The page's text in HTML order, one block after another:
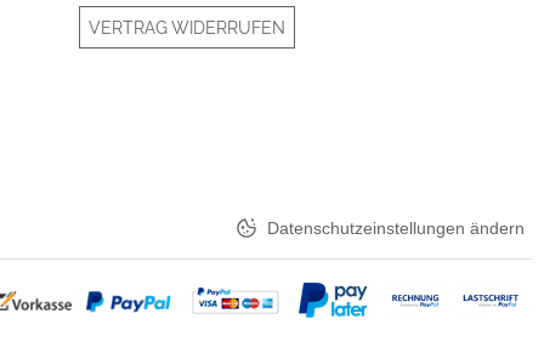
VERTRAG WIDERRUFEN
Datenschutzeinstellungen ändern